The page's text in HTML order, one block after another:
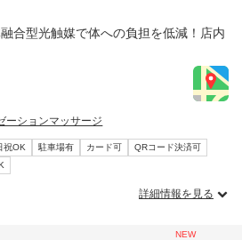
合型光触媒で体への負担を低減！店内
ーションマッサージ
祝OK 駐車場有 カード可
QRコード決済可
詳細情報を見る
NEW